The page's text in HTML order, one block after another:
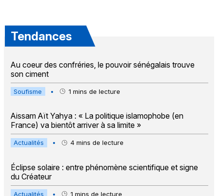
Tendances
Au coeur des confréries, le pouvoir sénégalais trouve
son ciment
Soufisme • 1 mins de lecture
Aissam Aït Yahya : « La politique islamophobe (en
France) va bientôt arriver à sa limite »
Actualités • 4 mins de lecture
Éclipse solaire : entre phénomène scientifique et signe
du Créateur
Actualités • 1 mins de lecture